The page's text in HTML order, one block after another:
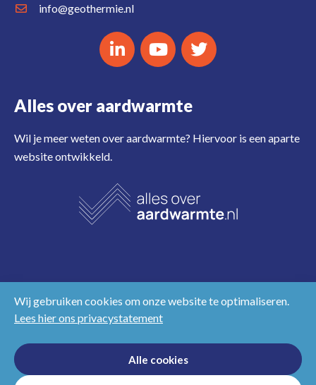
Wij gebruiken cookies om onze website te optimaliseren.
Lees hier ons privacystatement
Alle cookies
info@geothermie.nl
Alles over aardwarmte
Wil je meer weten over aardwarmte? Hiervoor is een aparte
website ontwikkeld.
NL EN Disclaimer